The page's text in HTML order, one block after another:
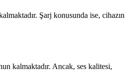
Şarj konusunda ise, cihazın
kalmaktadır. Ancak, ses kalitesi,